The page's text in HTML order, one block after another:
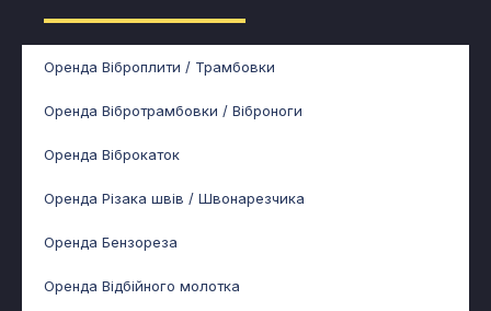
Оренда Віброплити / Трамбовки
Оренда Вібротрамбовки / Віброноги
Оренда Віброкаток
Оренда Різака швів / Швонарезчика
Оренда Бензореза
Оренда Відбійного молотка